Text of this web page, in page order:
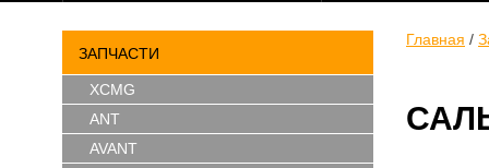
ЗАПЧАСТИ
XCMG
ANT
AVANT
Главная /